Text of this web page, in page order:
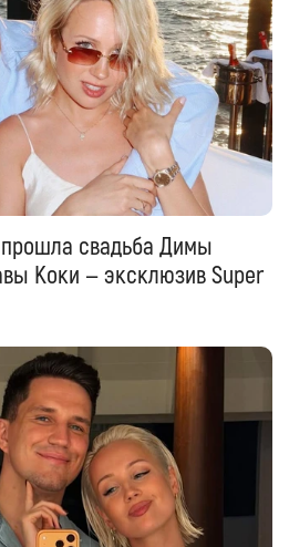
прошла свадьба Димы
Коки — эксклюзив Super